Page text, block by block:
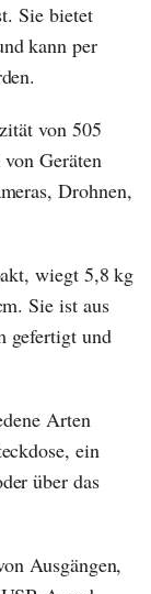
Sie bietet
kann per
von 505
Geräten
Drohnen,
wiegt 5,8 kg
Sie ist aus
gefertigt und
Arten
ein
über das
Ausgängen,